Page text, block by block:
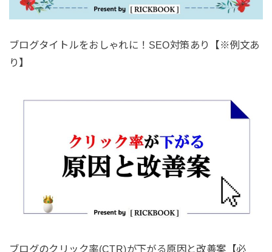
ブログタイトルをおしゃれに！SEO対策あり【※例文あ
り】
ブログのクリック率(CTR)が下がる原因と改善案【必